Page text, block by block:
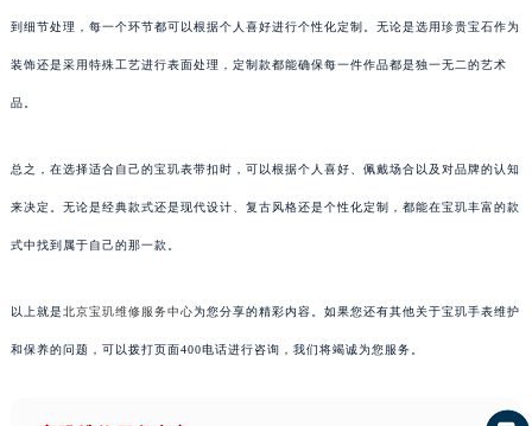
到细节处理，每一个环节都可以根据个人喜好进行个性化定制。无论是选用珍贵宝石作为
装饰还是采用特殊工艺进行表面处理，定制款都能确保每一件作品都是独一无二的艺术
品。
总之，在选择适合自己的宝玑表带扣时，可以根据个人喜好、佩戴场合以及对品牌的认知
来决定。无论是经典款式还是现代设计、复古风格还是个性化定制，都能在宝玑丰富的款
式中找到属于自己的那一款。
以上就是北京宝玑维修服务中心为您分享的精彩内容。如果您还有其他关于宝玑手表维护
和保养的问题，可以拨打页面400电话进行咨询，我们将竭诚为您服务。